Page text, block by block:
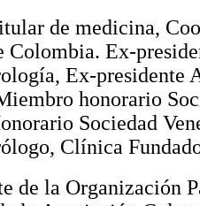
de medicina,
Colombia. Ex-
Ex-presidente
honorario
Sociedad
Clínica
de la Organización